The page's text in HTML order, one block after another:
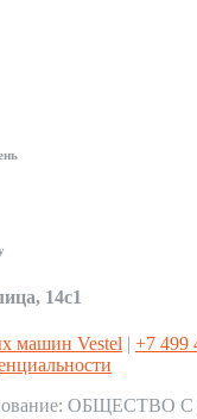
14с1
машин Vestel | +7 499
ОБЩЕСТВО